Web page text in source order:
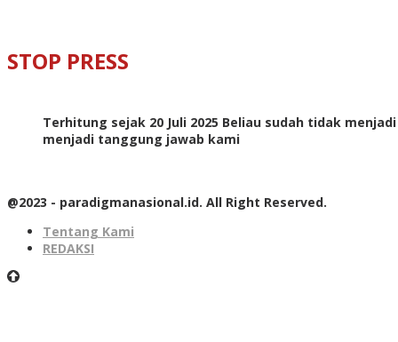
STOP PRESS
Terhitung sejak 20 Juli 2025 Beliau sudah tidak
menjadi tanggung jawab kami
@2023 - paradigmanasional.id. All Right Reserved.
Tentang Kami
REDAKSI